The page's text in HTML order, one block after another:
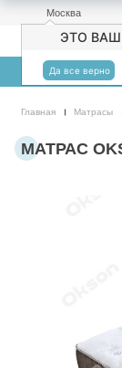
Москва
ЭТО
Да все верно
МАТРАСЫ
Главная Матрасы
МАТРАС